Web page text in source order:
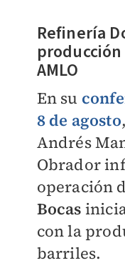
Refinería
AMLO
En su
8 de agosto
Andrés
Obrador
operación
Bocas
con la
barriles.